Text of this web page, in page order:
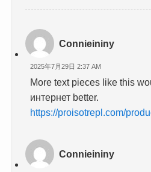
Connieininy
2025年7月29日 2:37 AM
More text pieces like this
интернет better.
https://proisotrepl.com/
Connieininy